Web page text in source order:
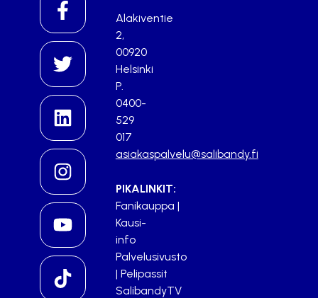
Alakiventie
2,
00920
Helsinki
P.
0400-
529
017
asiakaspalvelu@salibandy.fi
PIKALINKIT:
Fanikauppa |
Kausi-
info
Palvelusivusto
| Pelipassit
SalibandyTV